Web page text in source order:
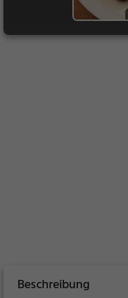
Beschreibung